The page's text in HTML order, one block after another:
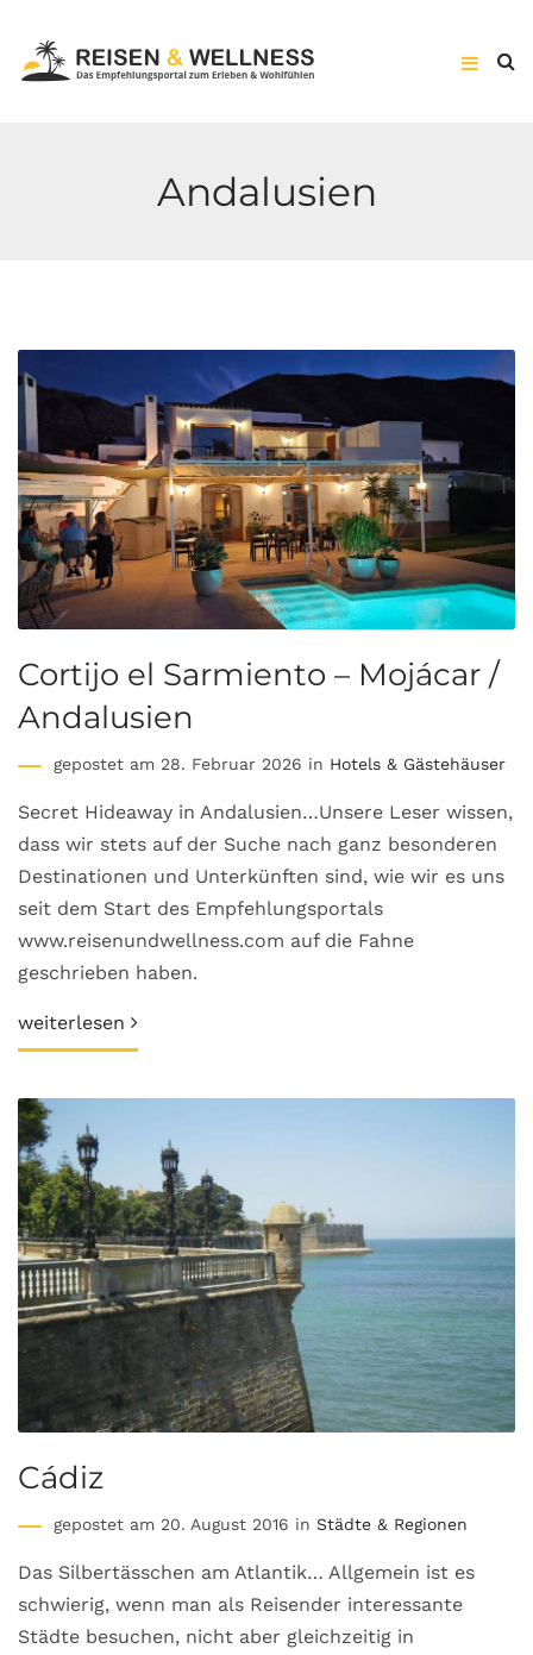
Andalusien
Cortijo el Sarmiento – Mojácar /
Andalusien
gepostet am 28. Februar 2026 in Hotels & Gästehäuser
Secret Hideaway in Andalusien…Unsere Leser wissen,
dass wir stets auf der Suche nach ganz besonderen
Destinationen und Unterkünften sind, wie wir es uns
seit dem Start des Empfehlungsportals
www.reisenundwellness.com auf die Fahne
geschrieben haben.
weiterlesen
Cádiz
gepostet am 20. August 2016 in Städte & Regionen
Das Silbertässchen am Atlantik… Allgemein ist es
schwierig, wenn man als Reisender interessante
Städte besuchen, nicht aber gleichzeitig in